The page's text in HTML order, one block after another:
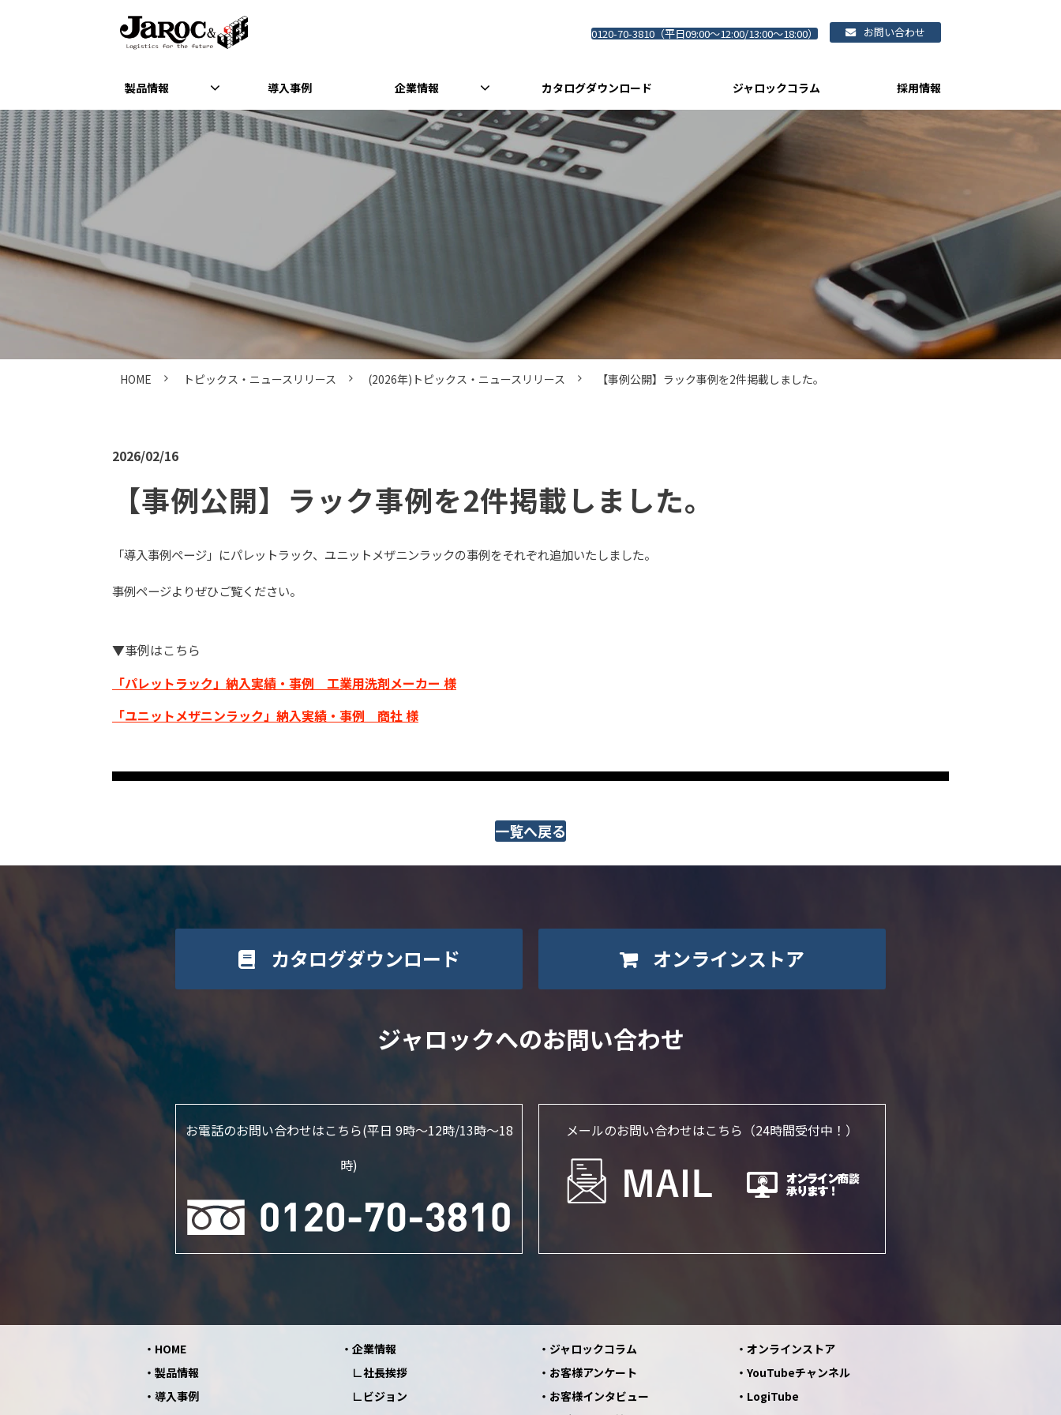
0120-70-3810（平日09:00～12:00/13:00～18:00） お問い合わせ
製品情報 導入事例 企業情報 カタログダウンロード ジャロックコラム 採用情報
HOME トピックス・ニュースリリース (2026年)トピックス・ニュースリリース 【事例公開】ラック事例を2件掲載しました。
2026/02/16
【事例公開】ラック事例を2件掲載しました。
「導入事例ページ」にパレットラック、ユニットメザニンラックの事例をそれぞれ追加いたしました。
事例ページよりぜひご覧ください。
▼事例はこちら
「パレットラック」納入実績・事例 工業用洗剤メーカー 様
「ユニットメザニンラック」納入実績・事例 商社 様
一覧へ戻る
カタログダウンロード オンラインストア
ジャロックへのお問い合わせ
お電話のお問い合わせはこちら(平日 9時～12時/13時〜18
時)
メールのお問い合わせはこちら （24時間受付中！）
HOME
製品情報
導入事例
企業情報
社長挨拶
ビジョン
ジャロックコラム
お客様アンケート
お客様インタビュー
オンラインストア
YouTubeチャンネル
LogiTube